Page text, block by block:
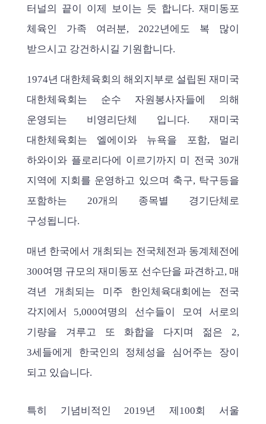
터널의 끝이 이제 보이는 듯 합니다. 재미동포
체육인 가족 여러분, 2022년에도 복 많이
받으시고 강건하시길 기원합니다.
1974년 대한체육회의 해외지부로 설립된 재미국
대한체육회는 순수 자원봉사자들에 의해
운영되는 비영리단체 입니다. 재미국
대한체육회는 엘에이와 뉴욕을 포함, 멀리
하와이와 플로리다에 이르기까지 미 전국 30개
지역에 지회를 운영하고 있으며 축구, 탁구등을
포함하는 20개의 종목별 경기단체로
구성됩니다.
매년 한국에서 개최되는 전국체전과 동계체전에
300여명 규모의 재미동포 선수단을 파견하고, 매
격년 개최되는 미주 한인체육대회에는 전국
각지에서 5,000여명의 선수들이 모여 서로의
기량을 겨루고 또 화합을 다지며 젊은 2,
3세들에게 한국인의 정체성을 심어주는 장이
되고 있습니다.
특히 기념비적인 2019년 제100회 서울